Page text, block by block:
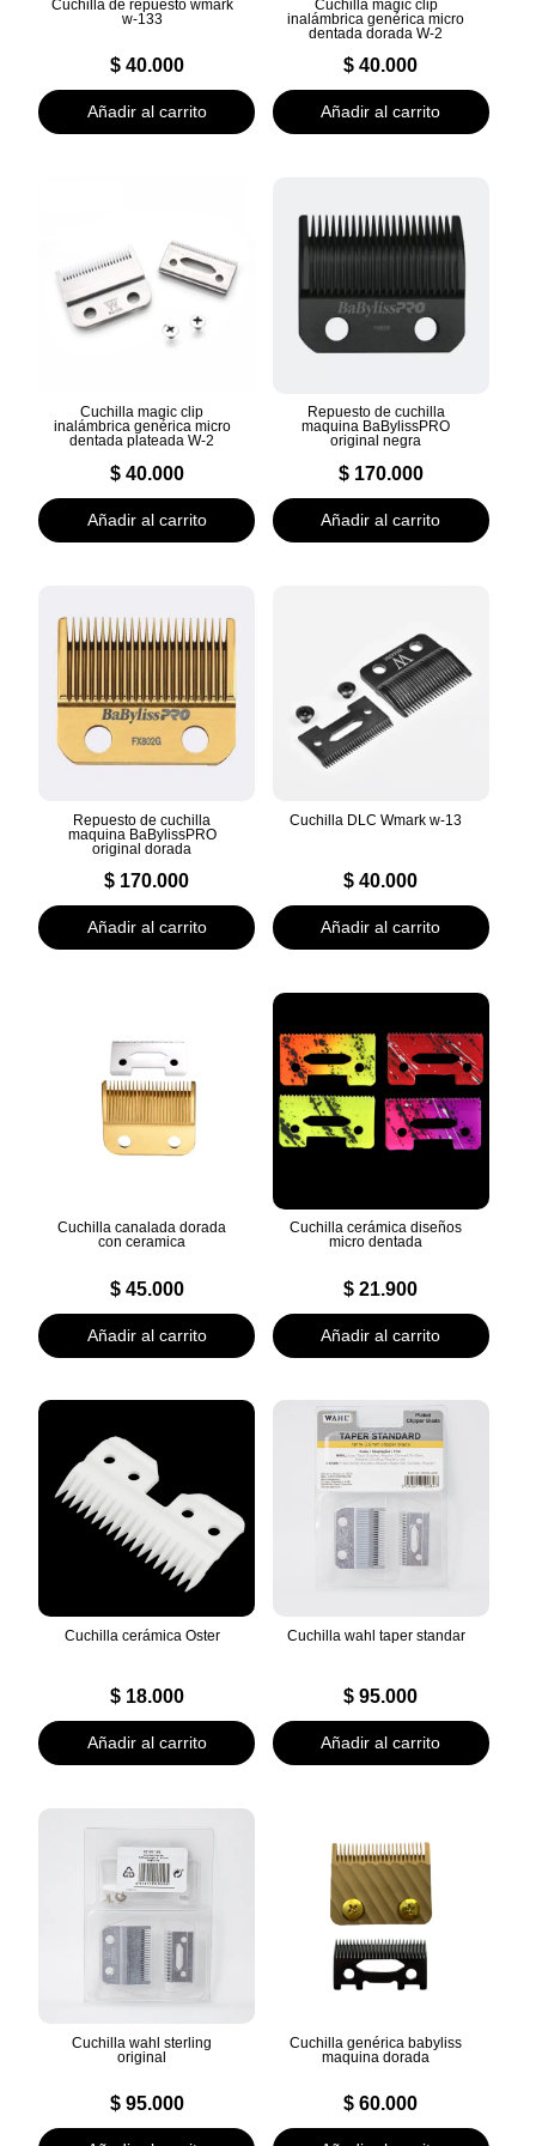
Cuchilla de repuesto wmark
w-133
$40.000
Añadir al carrito
Cuchilla magic clip
inalámbrica genérica micro
dentada dorada W-2
$ 40.000
Añadir al carrito
Cuchilla magic clip
inalámbrica genérica micro
dentada plateada W-2
$40.000
Añadir al carrito
Repuesto de cuchilla
maquina BaBylissPRO
original negra
$170.000
Añadir al carrito
Repuesto de cuchilla
maquina BaBylissPRO
original dorada
$ 170.000
Añadir al carrito
Cuchilla DLC Wmark w-13
$ 40.000
Añadir al carrito
Cuchilla canalada dorada
con ceramica
$45.000
Añadir al carrito
Cuchilla cerámica diseños
micro dentada
$ 21.900
Añadir al carrito
Cuchilla cerámica Oster
$18.000
Añadir al carrito
Cuchilla wahl taper standar
$ 95.000
Añadir al carrito
Cuchilla wahl sterling
original
$95.000
Cuchilla genérica babyliss
maquina dorada
$ 60.000